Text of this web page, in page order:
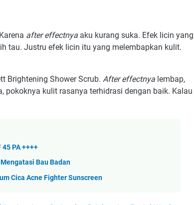
after effectnya aku kurang suka. Efek licin yang
tau. Justru efek licin itu yang melembapkan kulit.
Brightening Shower Scrub. After effectnya lembap,
pokoknya kulit rasanya terhidrasi dengan baik. Kalau
PA ++++
Bau Badan
Cica Acne Fighter Sunscreen